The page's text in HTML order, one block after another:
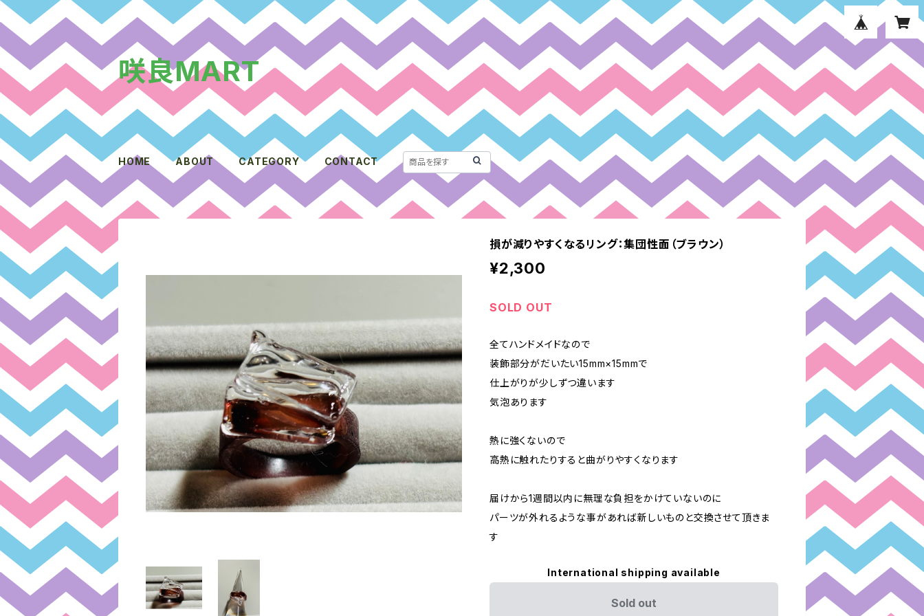
咲良MART
HOME ABOUT CATEGORY CONTACT
損が減りやすくなるリング：集団性面（ブラウン）
¥2,300
SOLD OUT
全てハンドメイドなので
装飾部分がだいたい15mm×15mmで
仕上がりが少しずつ違います
気泡あります
熱に強くないので
高熱に触れたりすると曲がりやすくなります
届けから1週間以内に無理な負担をかけていないのに
パーツが外れるような事があれば新しいものと交換させて頂きま
す
International shipping available
Sold out